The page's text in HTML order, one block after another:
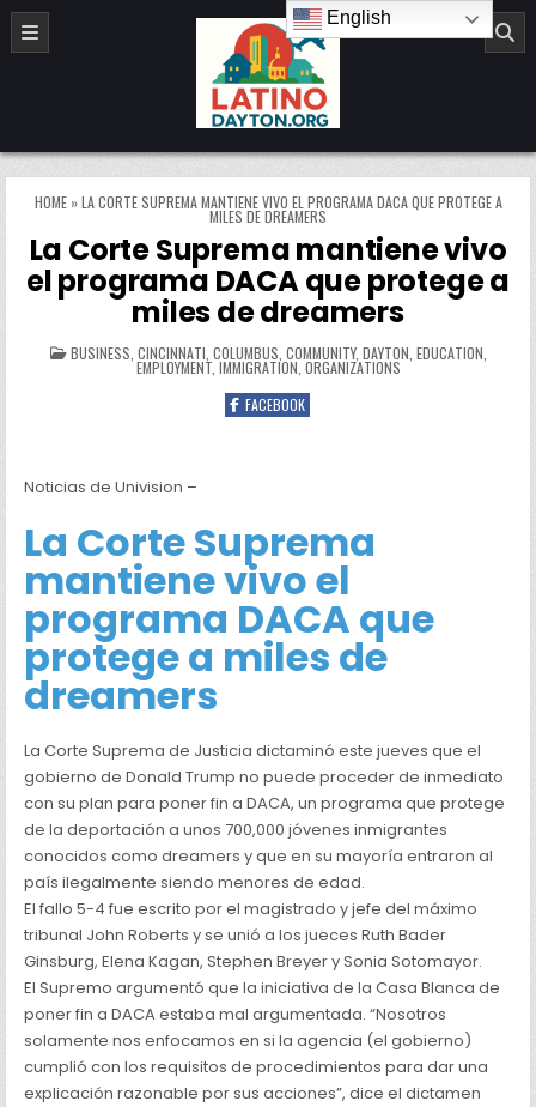
Skip to content
LatinoDayton.org
HOME»LA CORTE SUPREMA MANTIENE VIVO EL PROGRAMA DACA QUE PROTEGE A
MILES DE DREAMERS
La Corte Suprema mantiene vivo
el programa DACA que protege a
miles de dreamers
POSTED IN
BUSINESS CINCINNATI COLUMBUS COMMUNITY, DAYTON EDUCATION
EMPLOYMENT, IMMIGRATION ORGANIZATIONS
FACEBOOK
Noticias de Univision –
La Corte Suprema
mantiene vivo el
programa DACA que
protege a miles de
dreamers
La Corte Suprema de Justicia dictaminó este jueves que el
gobierno de Donald Trump no puede proceder de inmediato
con su plan para poner fin a DACA, un programa que protege
de la deportación a unos 700,000 jóvenes inmigrantes
conocidos como dreamers y que en su mayoría entraron al
país ilegalmente siendo menores de edad.
El fallo 5-4 fue escrito por el magistrado y jefe del máximo
tribunal John Roberts y se unió a los jueces Ruth Bader
Ginsburg, Elena Kagan, Stephen Breyer y Sonia Sotomayor.
El Supremo argumentó que la iniciativa de la Casa Blanca de
poner fin a DACA estaba mal argumentada. “Nosotros
solamente nos enfocamos en si la agencia (el gobierno)
cumplió con los requisitos de procedimientos para dar una
explicación razonable por sus acciones”, dice el dictamen
English